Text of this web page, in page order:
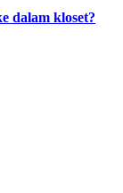
dalam kloset?